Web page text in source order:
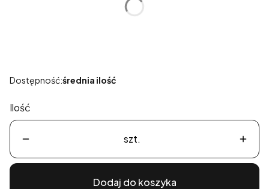
Dostępność:średnia ilość
Ilość
szt.
Dodaj do koszyka